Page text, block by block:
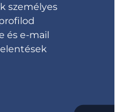
személyes
és e-mail